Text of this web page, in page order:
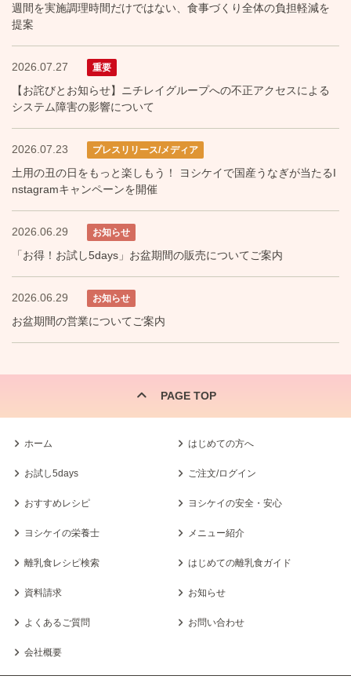
週間を実施調理時間だけではない、食事づくり全体の負担軽減を
提案
2026.07.27 重要
【お詫びとお知らせ】ニチレイグループへの不正アクセスによる
システム障害の影響について
2026.07.23 プレスリリース/メディア
土用の丑の日をもっと楽しもう！ ヨシケイで国産うなぎが当たるI
nstagramキャンペーンを開催
2026.06.29 お知らせ
「お得！お試し5days」お盆期間の販売についてご案内
2026.06.29 お知らせ
お盆期間の営業についてご案内
PAGE TOP
ホーム はじめての方へ
お試し5days ご注文/ログイン
おすすめレシピ ヨシケイの安全・安心
ヨシケイの栄養士 メニュー紹介
離乳食レシピ検索 はじめての離乳食ガイド
資料請求 お知らせ
よくあるご質問 お問い合わせ
会社概要